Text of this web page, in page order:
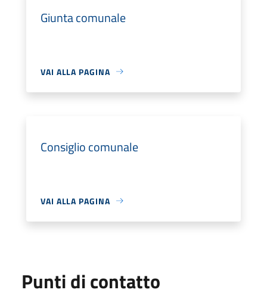
Giunta comunale
VAI ALLA PAGINA
Consiglio comunale
VAI ALLA PAGINA
Punti di contatto